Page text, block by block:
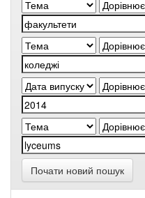
Почати новий пошук